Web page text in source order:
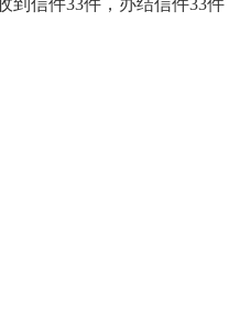
到信件33件，办结信件33